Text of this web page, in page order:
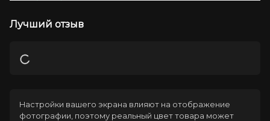
Лучший отзыв
Загрузка
Настройки вашего экрана влияют на отображение
фотографии, поэтому реальный цвет товара может